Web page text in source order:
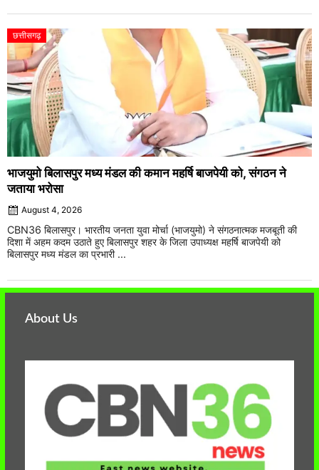
छत्तीसगढ़
भाजयुमो बिलासपुर मध्य मंडल की कमान महर्षि बाजपेयी को, संगठन ने
जताया भरोसा
August 4, 2026
CBN36 बिलासपुर। भारतीय जनता युवा मोर्चा (भाजयुमो) ने संगठनात्मक मजबूती की
दिशा में अहम कदम उठाते हुए बिलासपुर शहर के जिला उपाध्यक्ष महर्षि बाजपेयी को
बिलासपुर मध्य मंडल का प्रभारी ...
About Us